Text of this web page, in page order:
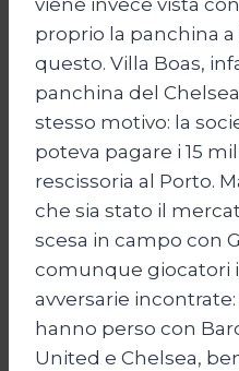
proprio la panchina
questo. Villa Boas,
panchina del
stesso motivo: la
poteva pagare i 15
rescissoria al Porto.
che sia stato il
scesa in campo con
comunque giocatori
avversarie
hanno perso con
United e Chelsea,